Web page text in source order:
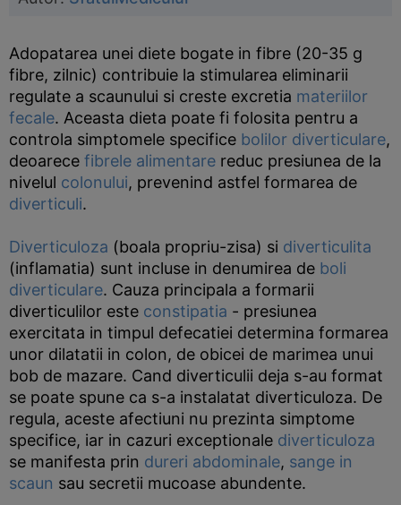
Adopatarea unei diete bogate in fibre (20-35 g
fibre, zilnic) contribuie la stimularea eliminarii
regulate a scaunului si creste excretia materiilor
fecale. Aceasta dieta poate fi folosita pentru a
controla simptomele specifice bolilor diverticulare,
deoarece fibrele alimentare reduc presiunea de la
nivelul colonului, prevenind astfel formarea de
diverticuli.
Diverticuloza (boala propriu-zisa) si diverticulita
(inflamatia) sunt incluse in denumirea de boli
diverticulare. Cauza principala a formarii
diverticulilor este constipatia - presiunea
exercitata in timpul defecatiei determina formarea
unor dilatatii in colon, de obicei de marimea unui
bob de mazare. Cand diverticulii deja s-au format
se poate spune ca s-a instalatat diverticuloza. De
regula, aceste afectiuni nu prezinta simptome
specifice, iar in cazuri exceptionale diverticuloza
se manifesta prin dureri abdominale, sange in
scaun sau secretii mucoase abundente.